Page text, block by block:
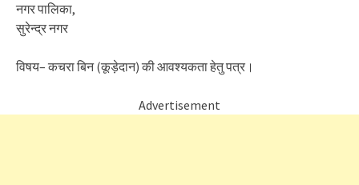
नगर पालिका,
सुरेन्द्र नगर
विषय– कचरा बिन (कूड़ेदान) की आवश्यकता हेतु पत्र।
Advertisement